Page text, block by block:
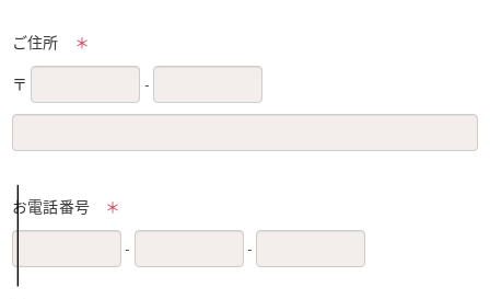
ご住所
＊
〒
-
お電話番号
＊
-
-